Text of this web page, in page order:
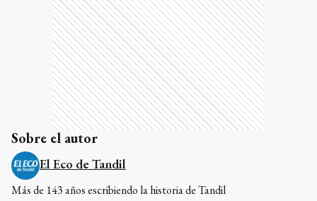
Sobre el autor
El Eco de Tandil
Más de 143 años escribiendo la historia de Tandil